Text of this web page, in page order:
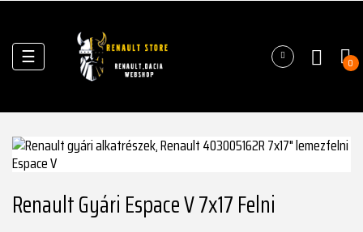
Váltás
a
navigációhoz
☰ 0
Renault Gyári Espace V 7x17 Felni